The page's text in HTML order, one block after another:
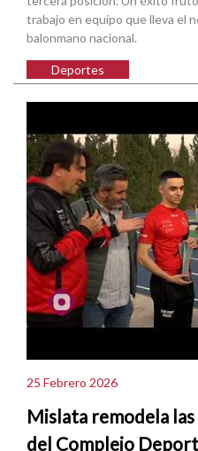
trabajo en equipo que lleva el
balonmano nacional.
Deportes
25 Febrero 2026
Mislata remodela
del Complejo